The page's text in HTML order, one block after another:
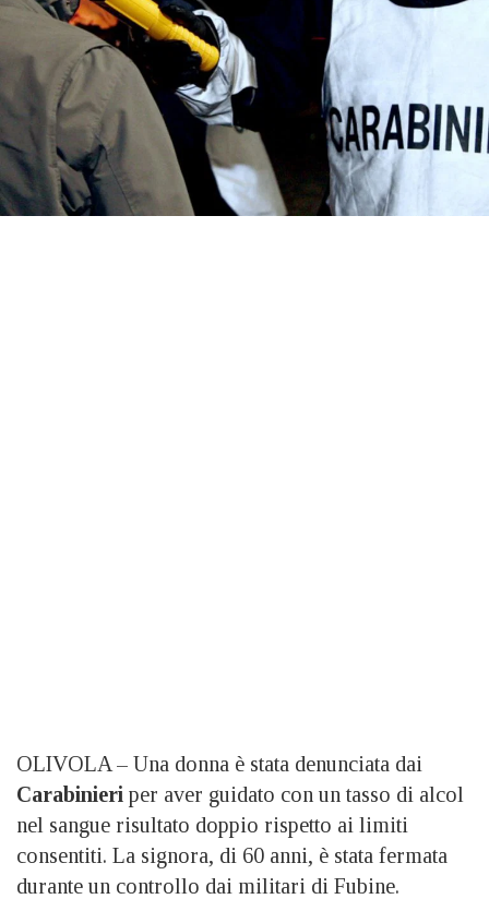
OLIVOLA – Una donna è stata denunciata dai
Carabinieri per aver guidato con un tasso di alcol
nel sangue risultato doppio rispetto ai limiti
consentiti. La signora, di 60 anni, è stata fermata
durante un controllo dai militari di Fubine.